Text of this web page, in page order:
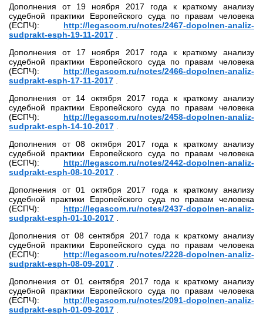
Дополнения от 19 ноября 2017 года к краткому анализу
судебной практики Европейского суда по правам человека
(ЕСПЧ): http://legascom.ru/notes/2467-dopolnen-analiz-
sudprakt-esph-19-11-2017
Дополнения от 17 ноября 2017 года к краткому анализу
судебной практики Европейского суда по правам человека
(ЕСПЧ): http://legascom.ru/notes/2466-dopolnen-analiz-
sudprakt-esph-17-11-2017
Дополнения от 14 октября 2017 года к краткому анализу
судебной практики Европейского суда по правам человека
(ЕСПЧ): http://legascom.ru/notes/2458-dopolnen-analiz-
sudprakt-esph-14-10-2017
Дополнения от 08 октября 2017 года к краткому анализу
судебной практики Европейского суда по правам человека
(ЕСПЧ): http://legascom.ru/notes/2442-dopolnen-analiz-
sudprakt-esph-08-10-2017
Дополнения от 01 октября 2017 года к краткому анализу
судебной практики Европейского суда по правам человека
(ЕСПЧ): http://legascom.ru/notes/2437-dopolnen-analiz-
sudprakt-esph-01-10-2017
Дополнения от 08 сентября 2017 года к краткому анализу
судебной практики Европейского суда по правам человека
(ЕСПЧ): http://legascom.ru/notes/2228-dopolnen-analiz-
sudprakt-esph-08-09-2017
Дополнения от 01 сентября 2017 года к краткому анализу
судебной практики Европейского суда по правам человека
(ЕСПЧ): http://legascom.ru/notes/2091-dopolnen-analiz-
sudprakt-esph-01-09-2017